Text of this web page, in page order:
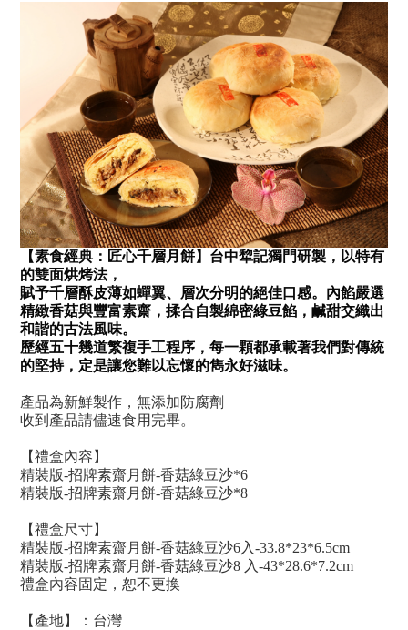
【素食經典：匠心千層月餅】台中犂記獨門研製，以特有
的雙面烘烤法，
賦予千層酥皮薄如蟬翼、層次分明的絕佳口感。內餡嚴選
精緻香菇與豐富素齋，揉合自製綿密綠豆餡，鹹甜交織出
和諧的古法風味。
歷經五十幾道繁複手工程序，每一顆都承載著我們對傳統
的堅持，定是讓您難以忘懷的雋永好滋味。
產品為新鮮製作，無添加防腐劑
收到產品請儘速食用完畢。
【禮盒內容】
精裝版-招牌素齋月餅-香菇綠豆沙*6
精裝版-招牌素齋月餅-香菇綠豆沙*8
【禮盒尺寸】
精裝版-招牌素齋月餅-香菇綠豆沙6入-33.8*23*6.5cm
精裝版-招牌素齋月餅-香菇綠豆沙8 入-43*28.6*7.2cm
禮盒內容固定，恕不更換
【產地】：台灣